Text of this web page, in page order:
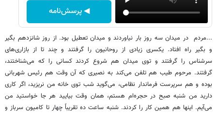
◀ پرسش‌نامه
...مردم در میدان سه روز بار نیاوردند و میدان تعطیل بود. از روز شانزدهم بگیر
و بگیر راه افتاد. یکسری زیادی از روحانیون را گرفتند و چند تا از بازاری‌های
سرشناس را گرفتند و توی میدان هم شروع کردند کسانی را که می‌شناختند،
گرفتند. مرحوم طیب هم تلفن می‌کند به نصیری که آن وقت هم رئیس شهربانی
بوده و هم سرپرست فرماندار نظامی، می‌گوید شب توی خانه من نریزید، اگر کاری
دارید من شنبه صبح در حجره‌ام هستم، همان وقت بیایید هر جا خواستید من
می‌آیم. اینها هم همین کار را کردند. شنبه ساعت ده تقریباً چهار تا کامیون سرباز و